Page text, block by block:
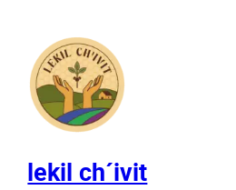
contenido
lekil ch´ivit